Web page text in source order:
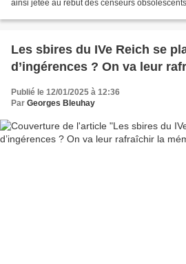
ainsi jetée au rebut des censeurs
Les sbires du IVe Reich se
d’ingérences ? On va leur
Publié le 12/01/2025 à 12:36
Par Georges Bleuhay